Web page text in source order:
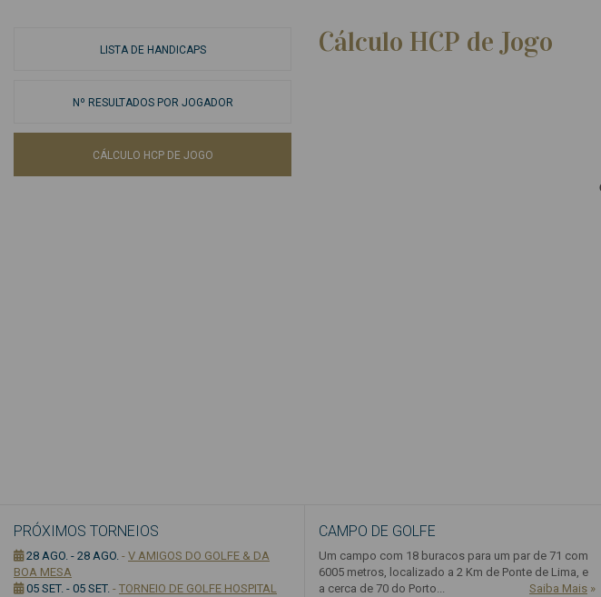
LISTA DE HANDICAPS
Nº RESULTADOS POR JOGADOR
CÁLCULO HCP DE JOGO
Cálculo HCP de Jogo
PRÓXIMOS TORNEIOS
28 AGO. - 28 AGO. - V AMIGOS DO GOLFE & DA
BOA MESA
05 SET. - 05 SET. - TORNEIO DE GOLFE HOSPITAL
CAMPO DE GOLFE
Um campo com 18 buracos para um par de 71 com
6005 metros, localizado a 2 Km de Ponte de Lima, e
a cerca de 70 do Porto...
Saiba Mais »